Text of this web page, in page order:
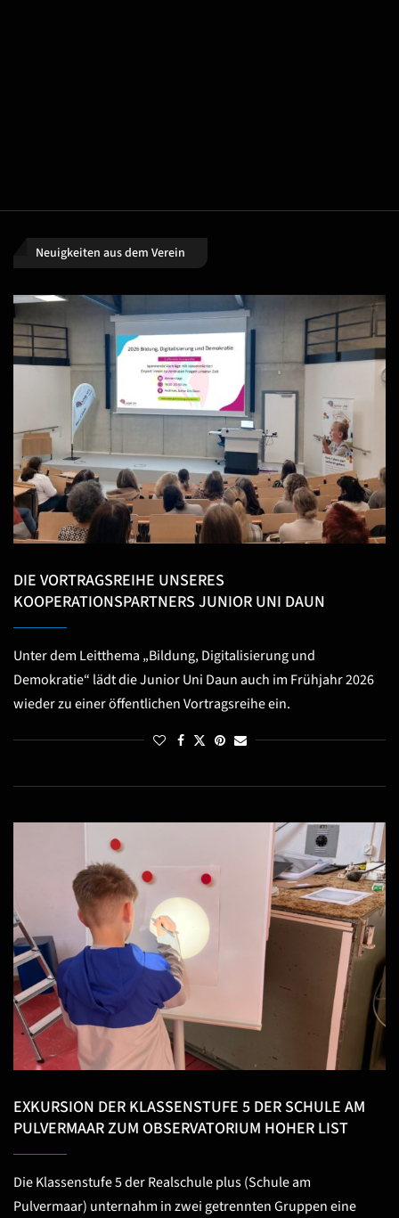
Neuigkeiten aus dem Verein
DIE VORTRAGSREIHE UNSERES
KOOPERATIONSPARTNERS JUNIOR UNI DAUN
Unter dem Leitthema „Bildung, Digitalisierung und
Demokratie“ lädt die Junior Uni Daun auch im Frühjahr 2026
wieder zu einer öffentlichen Vortragsreihe ein.
EXKURSION DER KLASSENSTUFE 5 DER SCHULE AM
PULVERMAAR ZUM OBSERVATORIUM HOHER LIST
Die Klassenstufe 5 der Realschule plus (Schule am
Pulvermaar) unternahm in zwei getrennten Gruppen eine